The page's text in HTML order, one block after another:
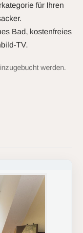
für Ihren
Bad, kostenfreies
TV.
werden.